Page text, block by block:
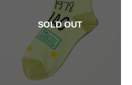
SOLD OUT